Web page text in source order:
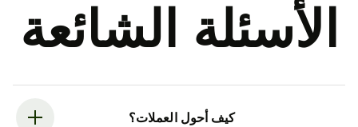
الأسئلة الشائعة
كيف أحول العملات؟